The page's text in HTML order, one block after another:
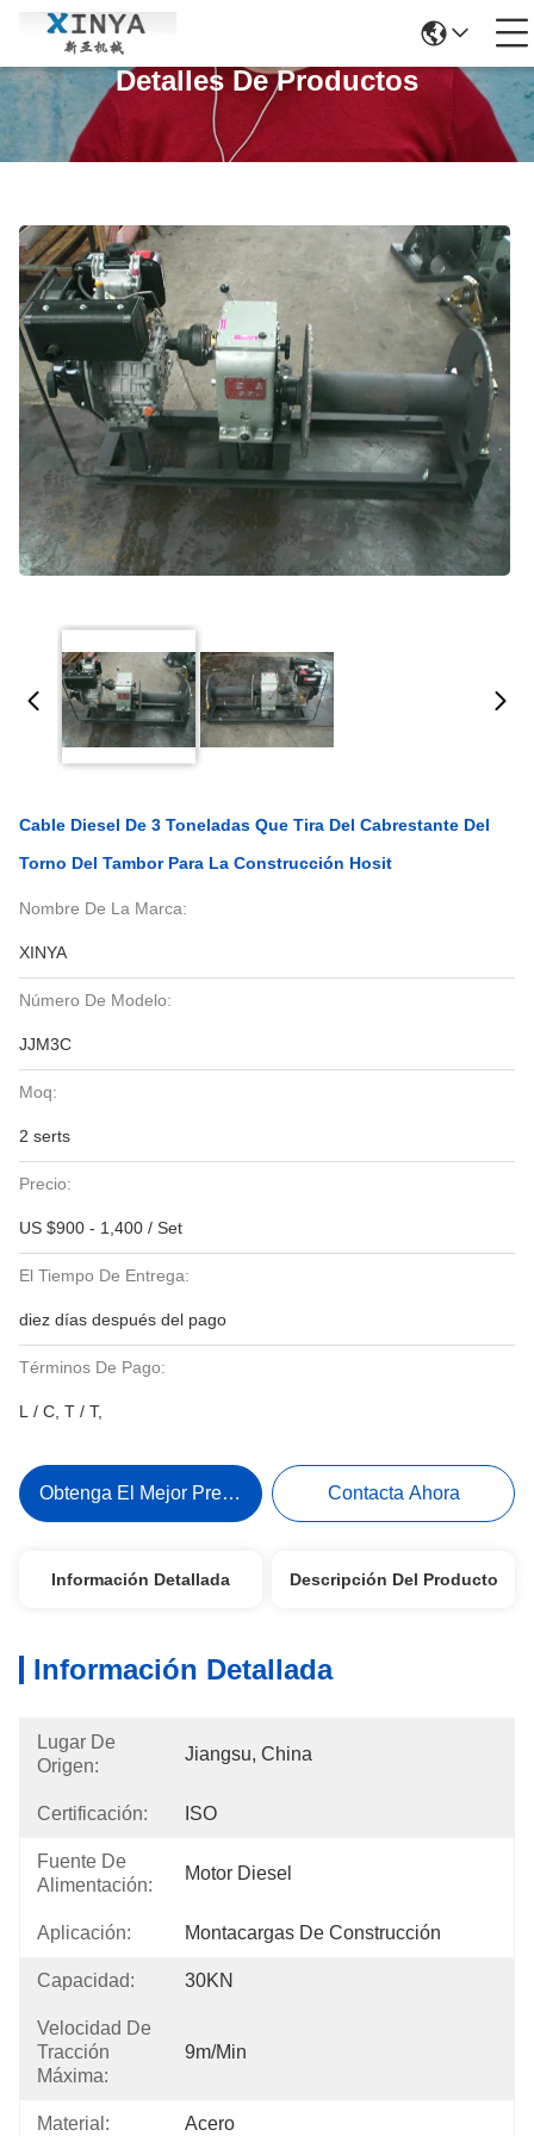
Detalles De Productos
Cable Diesel De 3 Toneladas Que Tira Del Cabrestante Del
Torno Del Tambor Para La Construcción Hosit
Nombre De La Marca:
XINYA
Número De Modelo:
JJM3C
Moq:
2 serts
Precio:
US $900 - 1,400 / Set
El Tiempo De Entrega:
diez días después del pago
Términos De Pago:
L / C, T / T,
Obtenga El Mejor Precio Contacta Ahora
Información Detallada Descripción Del Producto
Información Detallada
Lugar De
Origen:
Jiangsu, China
Certificación: ISO
Fuente De
Alimentación:
Motor Diesel
Aplicación: Montacargas De Construcción
Capacidad: 30KN
Velocidad De
Tracción
Máxima:
9m/min
Material: Acero